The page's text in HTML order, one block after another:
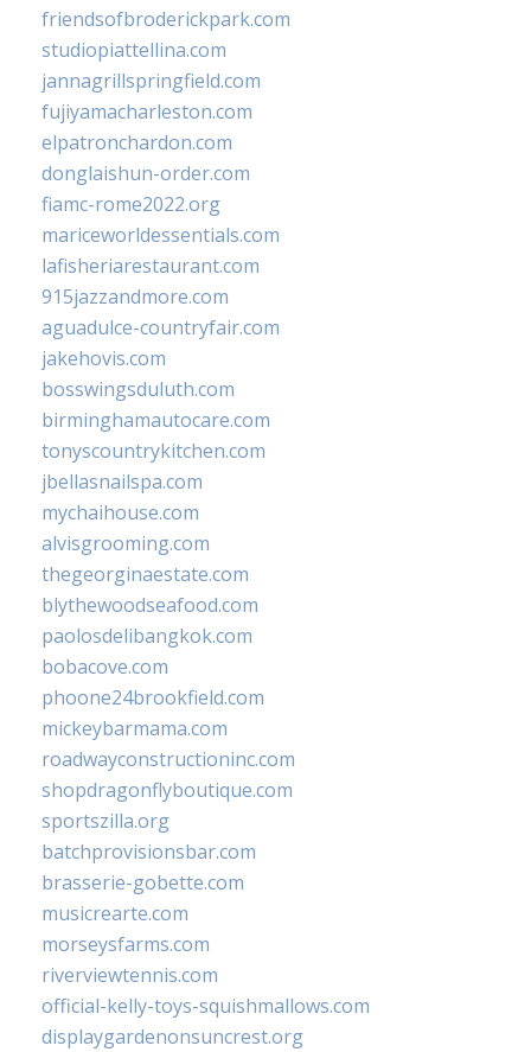
friendsofbroderickpark.com
studiopiattellina.com
jannagrillspringfield.com
fujiyamacharleston.com
elpatronchardon.com
donglaishun-order.com
fiamc-rome2022.org
mariceworldessentials.com
lafisheriarestaurant.com
915jazzandmore.com
aguadulce-countryfair.com
jakehovis.com
bosswingsduluth.com
birminghamautocare.com
tonyscountrykitchen.com
jbellasnailspa.com
mychaihouse.com
alvisgrooming.com
thegeorginaestate.com
blythewoodseafood.com
paolosdelibangkok.com
bobacove.com
phoone24brookfield.com
mickeybarmama.com
roadwayconstructioninc.com
shopdragonflyboutique.com
sportszilla.org
batchprovisionsbar.com
brasserie-gobette.com
musicrearte.com
morseysfarms.com
riverviewtennis.com
official-kelly-toys-squishmallows.com
displaygardenonsuncrest.org